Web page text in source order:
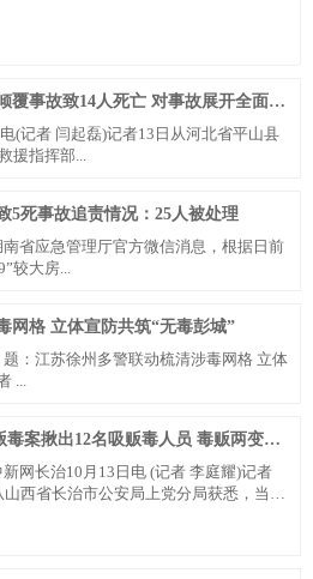
河北平山县通勤班车涉水倾覆事故致14人死亡 对事故展开全面调查
记者 闫起磊)记者13日从河北省平山县
援指挥部...
5死事故追责情况：25人被处理
应急管理厅官方微信消息，根据日前
较大房...
网格 立体宣防共筑“无毒彭城”
江苏徐州多警联动梳清涉毒网格 立体
一起贩毒案揪出12名吸贩毒人员 毒贩两变交易地点
长治10月13日电 (记者 李庭耀)记者
山西省长治市公安局上党分局获悉，当地